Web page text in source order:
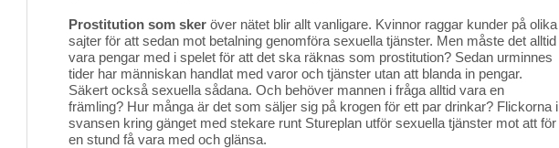
Prostitution som sker över nätet blir allt vanligare. Kvinnor raggar kunder på olika
sajter för att sedan mot betalning genomföra sexuella tjänster. Men måste det alltid
vara pengar med i spelet för att det ska räknas som prostitution? Sedan urminnes
tider har människan handlat med varor och tjänster utan att blanda in pengar.
Säkert också sexuella sådana. Och behöver mannen i fråga alltid vara en
främling? Hur många är det som säljer sig på krogen för ett par drinkar? Flickorna i
svansen kring gänget med stekare runt Stureplan utför sexuella tjänster mot att för
en stund få vara med och glänsa.